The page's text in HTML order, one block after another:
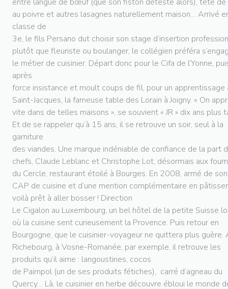
au poivre et autres lasagnes naturellement maison… Arrivé
classe de
3e, le fils Persano dut choisir son stage d’insertion
plutôt que fleuriste ou boulanger, le collégien préféra
le métier de cuisinier. Départ donc pour le Cifa de l’Yonne,
après
force insistance et moult coups de fil, pour un
Saint-Jacques, la fameuse table des Lorain à Joigny. « On
vite dans de telles maisons », se souvient « JR » dix ans plus
Et de se rappeler qu’à 15 ans, il se retrouve un soir, seul à la
garniture
des viandes. Une marque indéniable de confiance de la part
chefs, Claude Leblanc et Christophe Lot, désormais aux
du Cercle, restaurant étoilé à Bourges. En 2008, armé de son
CAP de cuisine et d’une mention complémentaire en
voilà prêt à aller bosser ! Direction
Le Cigalon au Luxembourg, un bel hôtel de la petite Suisse
où la cuisine sent curieusement la Provence. Puis retour en
Bourgogne, que le cuisinier-voyageur ne quittera plus guère.
Richebourg, à Vosne-Romanée, par exemple, il retrouve les
produits qu’il aime : langoustines, cocos
de Paimpol (un de ses produits fétiches), carré d’agneau du
Quercy… Là, le cuisinier en herbe découvre ébloui le monde